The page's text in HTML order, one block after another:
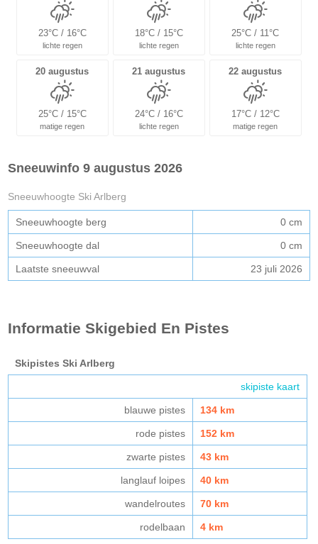
23°C / 16°C
lichte regen
18°C / 15°C
lichte regen
25°C / 11°C
lichte regen
20 augustus
25°C / 15°C
matige regen
21 augustus
24°C / 16°C
lichte regen
22 augustus
17°C / 12°C
matige regen
Sneeuwinfo 9 augustus 2026
Sneeuwhoogte Ski Arlberg
Sneeuwhoogte berg 0 cm
Sneeuwhoogte dal 0 cm
Laatste sneeuwval 23 juli 2026
Informatie Skigebied En Pistes
Skipistes Ski Arlberg
skipiste kaart
blauwe pistes 134 km
rode pistes 152 km
zwarte pistes 43 km
langlauf loipes 40 km
wandelroutes 70 km
rodelbaan 4 km